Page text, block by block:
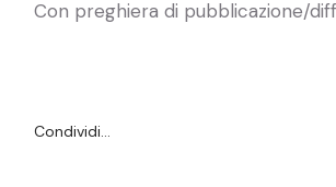
Con preghiera di pubblicazione/
Condividi…